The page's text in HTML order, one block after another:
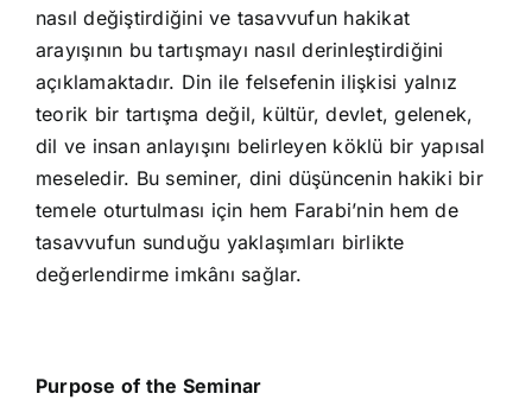
nasıl değiştirdiğini ve tasavvufun hakikat
arayışının bu tartışmayı nasıl derinleştirdiğini
açıklamaktadır. Din ile felsefenin ilişkisi yalnız
teorik bir tartışma değil, kültür, devlet, gelenek,
dil ve insan anlayışını belirleyen köklü bir yapısal
meseledir. Bu seminer, dini düşüncenin hakiki bir
temele oturtulması için hem Farabi’nin hem de
tasavvufun sunduğu yaklaşımları birlikte
değerlendirme imkânı sağlar.
Purpose of the Seminar